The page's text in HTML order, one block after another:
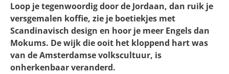
Loop je tegenwoordig door de Jordaan, dan ruik je
versgemalen koffie, zie je boetiekjes met
Scandinavisch design en hoor je meer Engels dan
Mokums. De wijk die ooit het kloppend hart was
van de Amsterdamse volkscultuur, is
onherkenbaar veranderd.